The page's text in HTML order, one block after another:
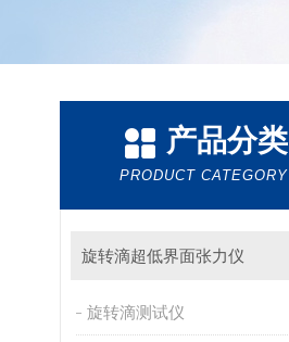
产品分类
PRODUCT CATEGORY
旋转滴超低界面张力仪
旋转滴测试仪